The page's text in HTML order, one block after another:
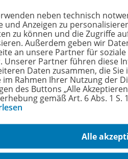
Wahlen, Macht
Meinungsbildung
Ausgabe 3/2021
Lieferbar,
neben technisch
und Anzeigen zu
zu können und die Zugriffe
Außerdem geben wir
an unsere Partner für
Unserer Partner führen diese
Daten zusammen, die
im Rahmen Ihrer Nutzung der
des Buttons „Alle
gemäß Art. 6 Abs. 1 S.
Alle